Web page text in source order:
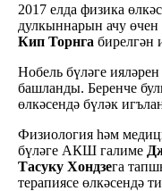
2017 елда физика
дулкыннарын ачу өчен
Кип Торнга бирелгән
Нобель бүләге
башланды. Беренче
өлкәсендә бүләк
Физиология һәм
бүләге АКШ галиме
Тасуку Хондзега
терапиясе өлкәсендә